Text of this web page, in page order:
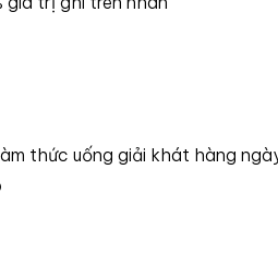
thức uống giải khát hàng